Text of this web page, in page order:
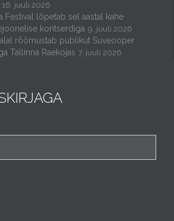
16. juuli 2026
Festival lõpetab sel aastal kahe
kontserdiga 9. juuli 2026
rõõmustab publikut Suveooper
Tallinna Raekojas 7. juuli 2026